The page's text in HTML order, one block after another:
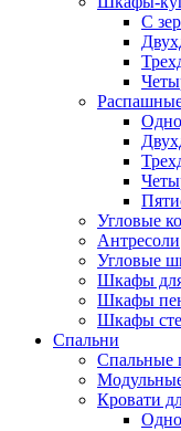
С
Угловые
Антресоли
Угловые
Шкафы
Шкафы
Шкафы
Спальни
Спальные
Кровати